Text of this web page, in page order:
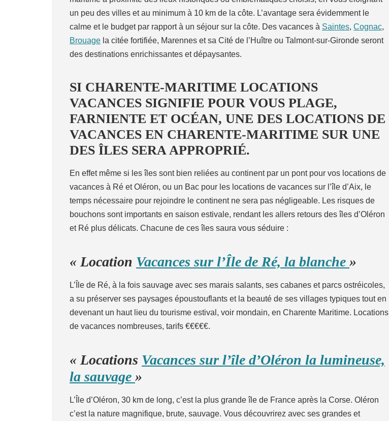
un peu des villes et au minimum à 10 km de la côte. L’avantage sera évidemment le
calme et le budget par rapport à un séjour sur la côte. Des vacances à Saintes, Cognac,
Brouage la citée fortifiée, Marennes et sa Cité de l’Huître ou Talmont-sur-Gironde seront
des destinations enrichissantes et dépaysantes.
SI CHARENTE-MARITIME LOCATIONS
VACANCES SIGNIFIE POUR VOUS PLAGE,
FARNIENTE ET OCÉAN, UNE DES LOCATIONS DE
VACANCES EN CHARENTE-MARITIME SUR UNE
DES ÎLES SERA APPROPRIÉ.
En effet même si les îles sont bien reliées au continent par un pont pour vos locations de
vacances à Ré et Oléron, ou un Bac pour les locations de vacances sur l’île d’Aix, le
temps nécessaire pour rejoindre le continent ne sera pas négligeable. Les risques de
bouchons sont importants en saison estivale, rendant les allers retours des îles d’Oléron
et Ré plus délicats. Chacune de ces îles saura vous séduire :
« Location Vacances sur l’Île de Ré, la blanche »
L’Île de Ré, à la fois sauvage avec ses marais salants, ses cabanes et parcs ostréicoles,
a su préserver ses paysages époustouflants et la beauté de ses villages typiques tout en
devenant un haut lieu du tourisme estival, voir mondain, en Charente Maritime. Locations
de vacances nombreuses, tarifs €€€€€.
« Locations Vacances sur l’île d’Oléron la lumineuse,
la sauvage »
L’Île d’Oléron, 30 km de long, c’est la plus grande île de France après la Corse. Oléron
c’est la nature magnifique, brute, sauvage. Vous découvrirez avec ses grandes et